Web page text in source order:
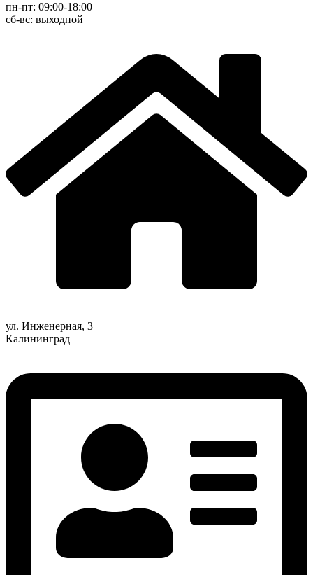
пн-пт: 09:00-18:00
cб-вс: выходной
ул. Инженерная, 3
Калининград